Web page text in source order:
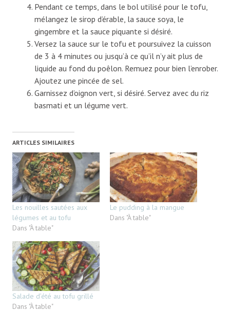
Pendant ce temps, dans le bol utilisé pour le tofu,
mélangez le sirop d’érable, la sauce soya, le
gingembre et la sauce piquante si désiré.
Versez la sauce sur le tofu et poursuivez la cuisson
de 3 à 4 minutes ou jusqu’à ce qu’il n’y ait plus de
liquide au fond du poêlon. Remuez pour bien l’enrober.
Ajoutez une pincée de sel.
Garnissez d’oignon vert, si désiré. Servez avec du riz
basmati et un légume vert.
ARTICLES SIMILAIRES
Les nouilles sautées aux
légumes et au tofu
Dans "À table"
Le pudding à la mangue
Dans "À table"
Salade d’été au tofu grillé
Dans "À table"